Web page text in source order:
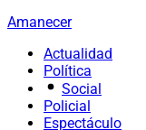
Amanecer
Actualidad
Política
Social
Policial
Espectáculo